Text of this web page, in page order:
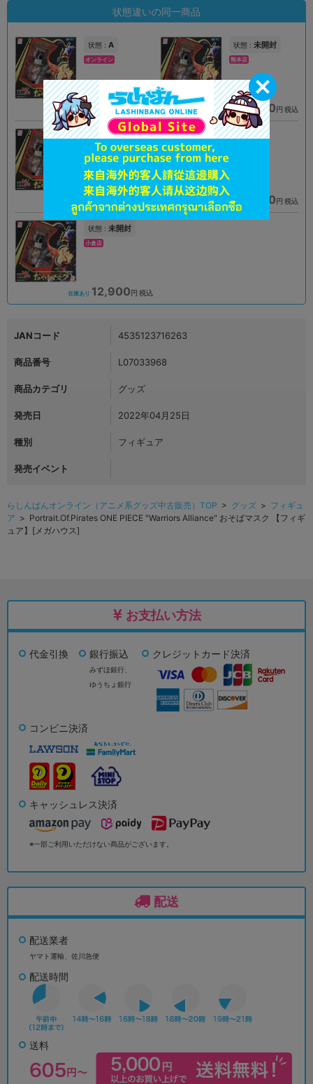
状態違いの同一商品
状態 : A
オンライン
品切状態 14,900円 税込
状態 : 未開封
熊本店
在庫あり 13,900 円 税込
状態 : A
イオンモール甲府昭和店
在庫あり 12,474 円 税込
状態 :A
在庫あり 9,810 円 税込
状態 : 未開封
小倉店
在庫あり 12,900 円 税込
JANコード 4535123716263
商品番号 L07033968
商品カテゴリ グッズ
発売日 2022年04月25日
種別 フィギュア
発売イベント
らしんばんオンライン（アニメ系グッズ中古販売）TOP > グッズ > フィギュ
ア > Portrait.Of.Pirates ONE PIECE "Warriors Alliance" おそばマスク 【フィギ
ュア】[メガハウス]
お支払い方法
代金引換 銀行振込
みずほ銀行、
ゆうちょ銀行
クレジットカード決済
コンビニ決済
キャッシュレス決済
※一部ご利用いただけない商品がございます。
配送
配送業者
ヤマト運輸、佐川急便
配送時間
送料